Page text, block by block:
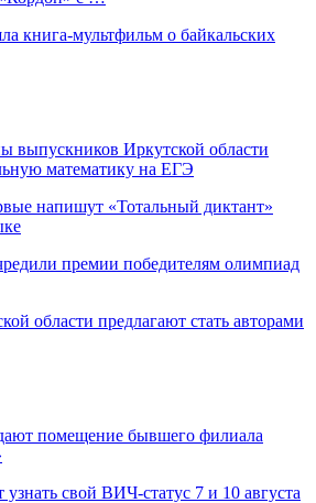
книга-мультфильм о байкальских
выпускников Иркутской области
математику на ЕГЭ
напишут «Тотальный диктант»
премии победителям олимпиад
области предлагают стать авторами
помещение бывшего филиала
узнать свой ВИЧ-статус 7 и 10 августа